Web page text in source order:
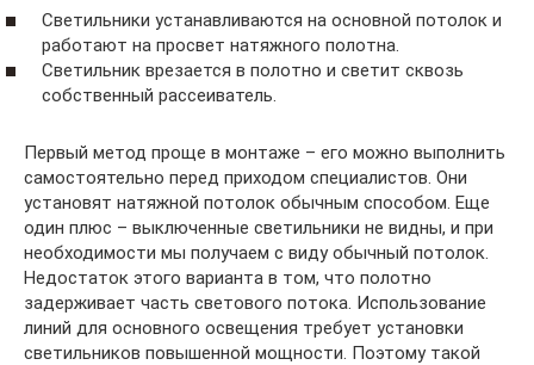
Светильники устанавливаются на основной потолок и
работают на просвет натяжного полотна.
Светильник врезается в полотно и светит сквозь
собственный рассеиватель.
Первый метод проще в монтаже – его можно выполнить
самостоятельно перед приходом специалистов. Они
установят натяжной потолок обычным способом. Еще
один плюс – выключенные светильники не видны, и при
необходимости мы получаем с виду обычный потолок.
Недостаток этого варианта в том, что полотно
задерживает часть светового потока. Использование
линий для основного освещения требует установки
светильников повышенной мощности. Поэтому такой